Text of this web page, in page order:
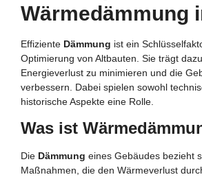
Wärmedämmung
Effiziente Dämmung ist ein
Optimierung von Altbauten. Sie trägt
Energieverlust zu minimieren und die
verbessern. Dabei spielen sowohl
historische Aspekte eine Rolle.
Was ist
Die Dämmung eines Gebäudes bezieht
Maßnahmen, die den Wärmeverlust